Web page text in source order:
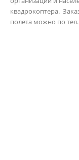
квадрокоптера.
полета можно по